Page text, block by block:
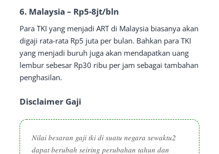
6. Malaysia – Rp5-8jt/bln
Para TKI yang menjadi ART di Malaysia biasanya akan
digaji rata-rata Rp5 juta per bulan. Bahkan para TKI
yang menjadi buruh juga akan mendapatkan uang
lembur sebesar Rp30 ribu per jam sebagai tambahan
penghasilan.
Disclaimer Gaji
Nilai besaran gaji tki di suatu negara sewaktu2
dapat berubah seiring perubahan tahun dan